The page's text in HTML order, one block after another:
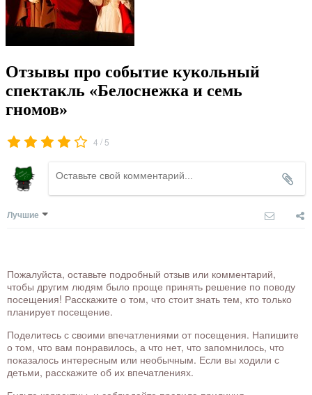
Отзывы про событие кукольный
спектакль «Белоснежка и семь
гномов»
4 / 5
Лучшие
Пожалуйста, оставьте подробный отзыв или комментарий,
чтобы другим людям было проще принять решение по поводу
посещения! Расскажите о том, что стоит знать тем, кто только
планирует посещение.
Поделитесь с своими впечатлениями от посещения. Напишите
о том, что вам понравилось, а что нет, что запомнилось, что
показалось интересным или необычным. Если вы ходили с
детьми, расскажите об их впечатлениях.